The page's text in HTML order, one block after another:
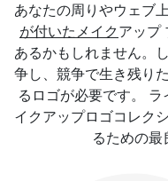
あなたの周りやウェブ
が付いたメイク アップ
あるかもしれません。
争し、競争で生き残り
るロゴが必要です。
イクアップロゴコレク
るための最